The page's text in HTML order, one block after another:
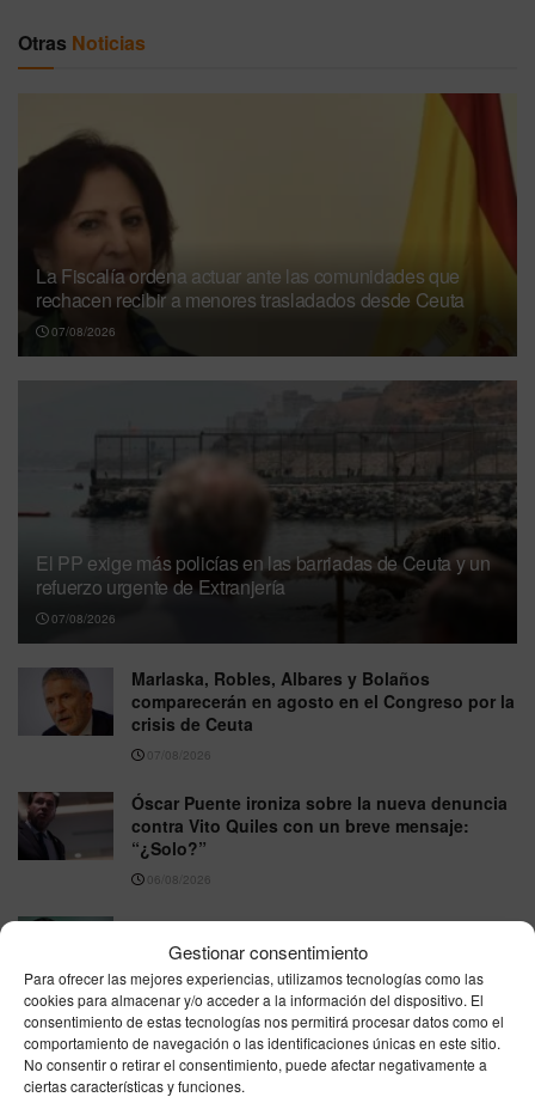
Gestionar consentimiento
Para ofrecer las mejores experiencias, utilizamos tecnologías como las
cookies para almacenar y/o acceder a la información del dispositivo. El
consentimiento de estas tecnologías nos permitirá procesar datos como el
comportamiento de navegación o las identificaciones únicas en este sitio.
No consentir o retirar el consentimiento, puede afectar negativamente a
ciertas características y funciones.
Otras Noticias
La Fiscalía ordena actuar ante las comunidades que
rechacen recibir a menores trasladados desde Ceuta
07/08/2026
El PP exige más policías en las barriadas de Ceuta y un
refuerzo urgente de Extranjería
07/08/2026
Marlaska, Robles, Albares y Bolaños
comparecerán en agosto en el Congreso por la
crisis de Ceuta
07/08/2026
Óscar Puente ironiza sobre la nueva denuncia
contra Vito Quiles con un breve mensaje:
“¿Solo?”
06/08/2026
Vox pide excluir a Marruecos del Mundial 2030
tras la crisis migratoria de Ceuta
06/08/2026
El PP exige habilitar el Congreso y el Senado
en agosto por la crisis migratoria de Ceuta
06/08/2026